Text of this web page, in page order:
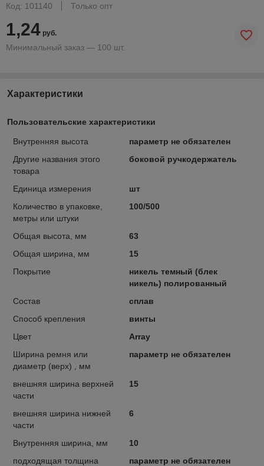
Код: 101140
Только опт
1,24 руб.
Минимальный заказ — 100 шт.
Характеристики
Пользовательские характеристики
Внутренняя высота
параметр не обязателен
Другие названия этого
товара
боковой ручкодержатель
Единица измерения
шт
Количество в упаковке,
метры или штуки
100/500
Общая высота, мм
63
Общая ширина, мм
15
Покрытие
никель темный (блек
никель) полированный
Состав
сплав
Способ крепления
винты
Цвет
Array
Ширина ремня или
диаметр (верх) , мм
параметр не обязателен
внешняя ширина верхней
части
15
внешняя ширина нижней
части
6
Внутренняя ширина, мм
10
подходящая толщина
параметр не обязателен